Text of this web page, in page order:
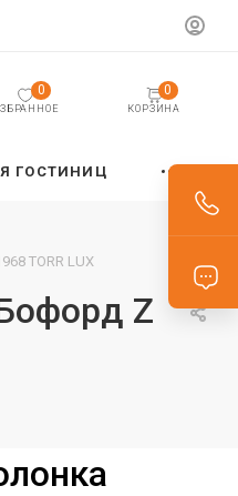
0
КОРЗИНА
0
ГОСТИНИЦ
TORR LUX
Z